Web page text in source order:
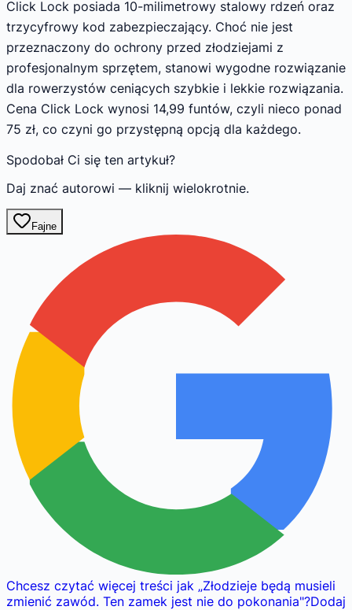
Click Lock posiada 10-milimetrowy stalowy rdzeń oraz
trzycyfrowy kod zabezpieczający. Choć nie jest
przeznaczony do ochrony przed złodziejami z
profesjonalnym sprzętem, stanowi wygodne rozwiązanie
dla rowerzystów ceniących szybkie i lekkie rozwiązania.
Cena Click Lock wynosi 14,99 funtów, czyli nieco ponad
75 zł, co czyni go przystępną opcją dla każdego.
Spodobał Ci się ten artykuł?
Daj znać autorowi — kliknij wielokrotnie.
Fajne
Chcesz czytać więcej treści jak „Złodzieje będą musieli
zmienić zawód. Ten zamek jest nie do pokonania"?Dodaj